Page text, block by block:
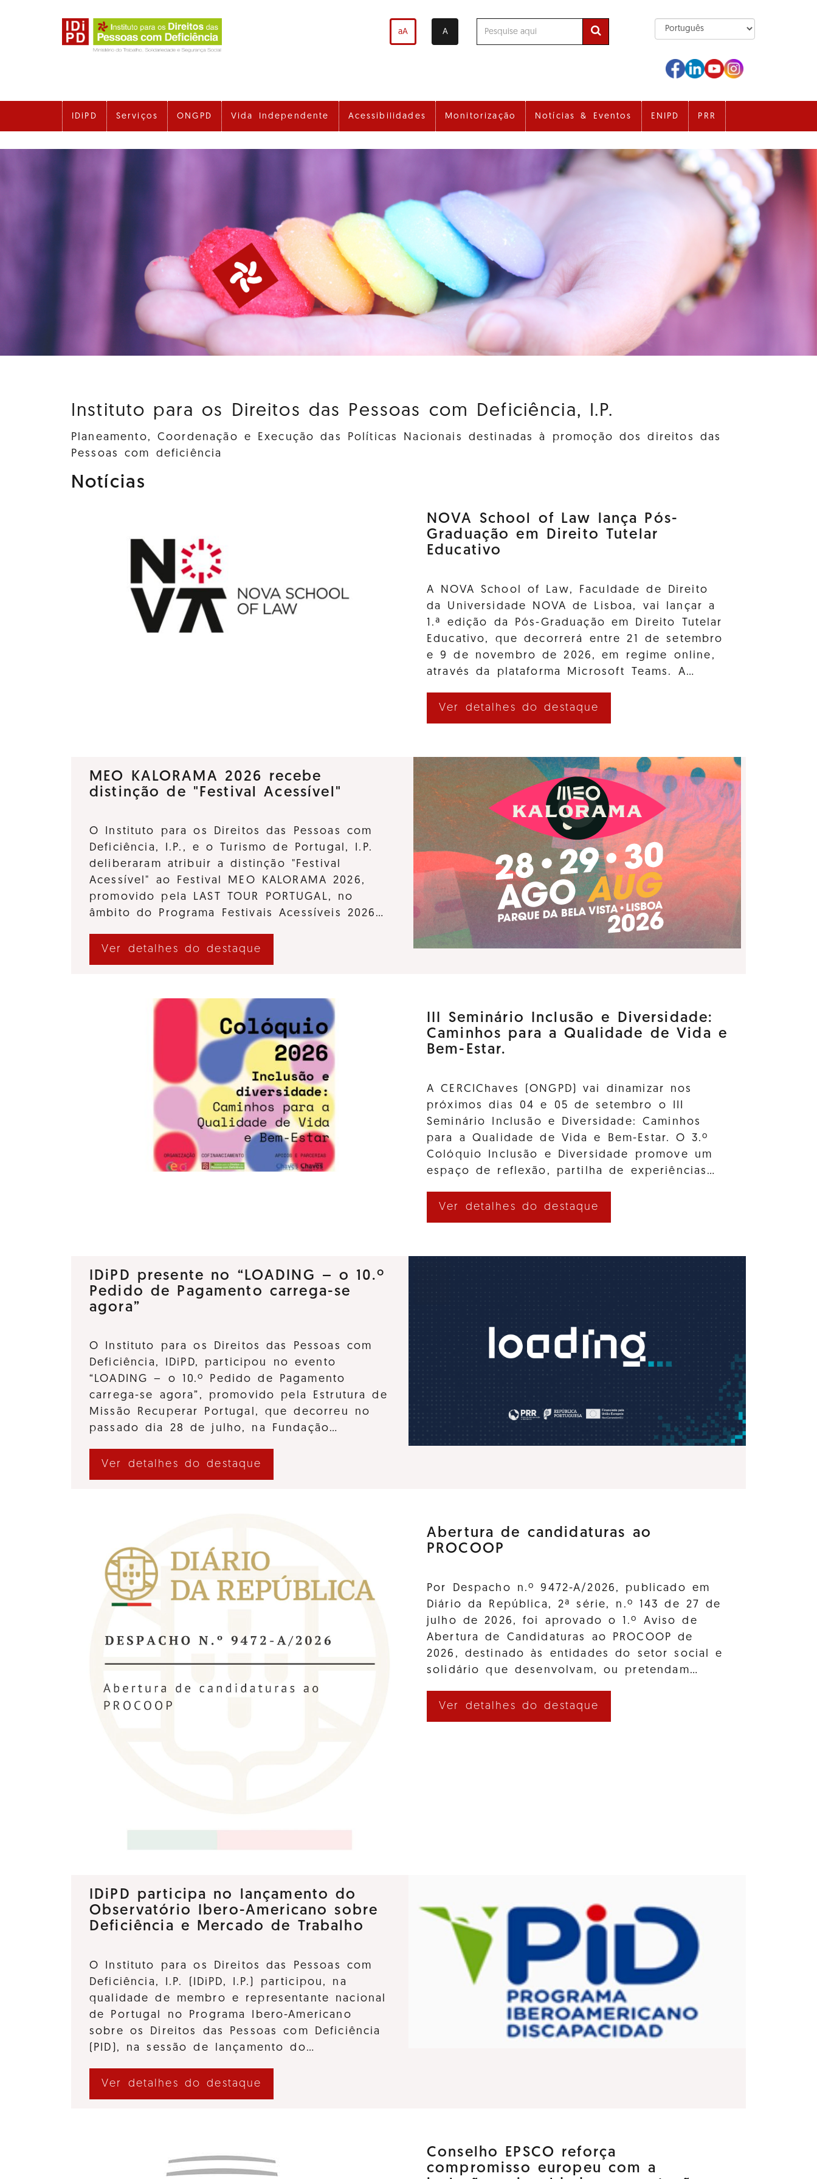
aA A
IDiPD Serviços ONGPD Vida Independente Acessibilidades Monitorização Notícias & Eventos ENIPD PRR
Instituto para os Direitos das Pessoas com Deficiência, I.P.
Planeamento, Coordenação e Execução das Políticas Nacionais destinadas à promoção dos direitos das
Pessoas com deficiência
Notícias
NOVA School of Law lança Pós-
Graduação em Direito Tutelar
Educativo
A NOVA School of Law, Faculdade de Direito
da Universidade NOVA de Lisboa, vai lançar a
1.ª edição da Pós-Graduação em Direito Tutelar
Educativo, que decorrerá entre 21 de setembro
e 9 de novembro de 2026, em regime online,
através da plataforma Microsoft Teams. A…
Ver detalhes do destaque
MEO KALORAMA 2026 recebe
distinção de "Festival Acessível"
O Instituto para os Direitos das Pessoas com
Deficiência, I.P., e o Turismo de Portugal, I.P.
deliberaram atribuir a distinção "Festival
Acessível" ao Festival MEO KALORAMA 2026,
promovido pela LAST TOUR PORTUGAL, no
âmbito do Programa Festivais Acessíveis 2026…
Ver detalhes do destaque
III Seminário Inclusão e Diversidade:
Caminhos para a Qualidade de Vida e
Bem-Estar.
A CERCIChaves (ONGPD) vai dinamizar nos
próximos dias 04 e 05 de setembro o III
Seminário Inclusão e Diversidade: Caminhos
para a Qualidade de Vida e Bem-Estar. O 3.º
Colóquio Inclusão e Diversidade promove um
espaço de reflexão, partilha de experiências…
Ver detalhes do destaque
IDiPD presente no “LOADING – o 10.º
Pedido de Pagamento carrega-se
agora”
O Instituto para os Direitos das Pessoas com
Deficiência, IDiPD, participou no evento
“LOADING – o 10.º Pedido de Pagamento
carrega-se agora”, promovido pela Estrutura de
Missão Recuperar Portugal, que decorreu no
passado dia 28 de julho, na Fundação…
Ver detalhes do destaque
Abertura de candidaturas ao
PROCOOP
Por Despacho n.º 9472-A/2026, publicado em
Diário da República, 2ª série, n.º 143 de 27 de
julho de 2026, foi aprovado o 1.º Aviso de
Abertura de Candidaturas ao PROCOOP de
2026, destinado às entidades do setor social e
solidário que desenvolvam, ou pretendam…
Ver detalhes do destaque
IDiPD participa no lançamento do
Observatório Ibero-Americano sobre
Deficiência e Mercado de Trabalho
O Instituto para os Direitos das Pessoas com
Deficiência, I.P. (IDiPD, I.P.) participou, na
qualidade de membro e representante nacional
de Portugal no Programa Ibero-Americano
sobre os Direitos das Pessoas com Deficiência
(PID), na sessão de lançamento do…
Ver detalhes do destaque
Conselho EPSCO reforça
compromisso europeu com a